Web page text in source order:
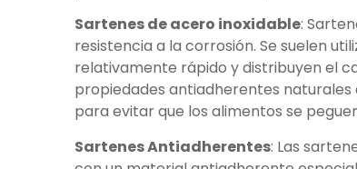
Sartenes de acero inoxidable:
resistencia a la corrosión. Se suelen
relativamente rápido y distribuyen el
propiedades antiadherentes naturales
para evitar que los alimentos se
Sartenes Antiadherentes: Las